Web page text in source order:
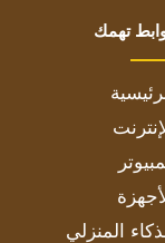
تهمك
المنزلي